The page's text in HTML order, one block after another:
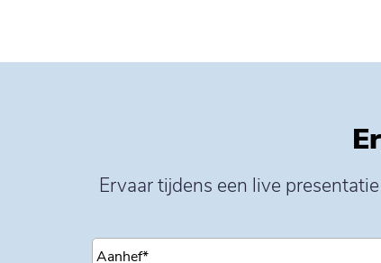
Ervaar tijdens een live